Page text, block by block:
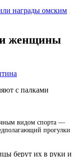
награды омским
женщины
с палками
видом спорта —
прогулки
берут их в руки и